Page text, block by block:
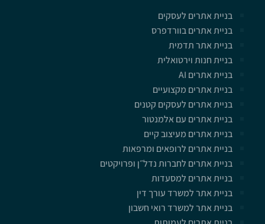
בניית אתרים לעסקים
בניית אתרים בוורדפרס
בניית אתר תדמית
בניית חנות וירטואלית
בניית אתרים AI
בניית אתרים מקצועיים
בניית אתרים לעסקים קטנים
בניית אתרים עם אלמנטור
בניית אתרים מעיצוב קיים
בניית אתרים לרופאים ומרפאות
בניית אתרים לחברות נדל״ן ופרויקטים
בניית אתרים למסעדות
בניית אתר למשרד עורך דין
בניית אתר למשרד רואי חשבון